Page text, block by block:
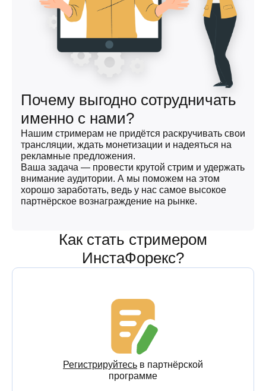
Почему выгодно сотрудничать
именно с нами?
Нашим стримерам не придётся раскручивать свои
трансляции, ждать монетизации и надеяться на
рекламные предложения.
Ваша задача — провести крутой стрим и удержать
внимание аудитории. А мы поможем на этом
хорошо заработать, ведь у нас самое высокое
партнёрское вознаграждение на рынке.
Как стать стримером
ИнстаФорекс?
Регистрируйтесь в партнёрской
программе